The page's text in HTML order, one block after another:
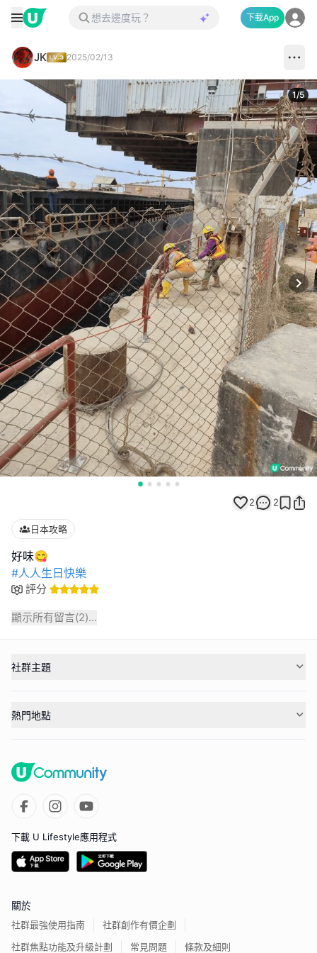
下載App
JK 2025/02/13
1/5
2 2
日本攻略
#人人生日快樂
評分
顯示所有留言(2)...
社群主題
熱門地點
下載 U Lifestyle應用程式
關於
社群最強使用指南
社群創作有價企劃
社群焦點功能及升級計劃
常見問題 條款及細則